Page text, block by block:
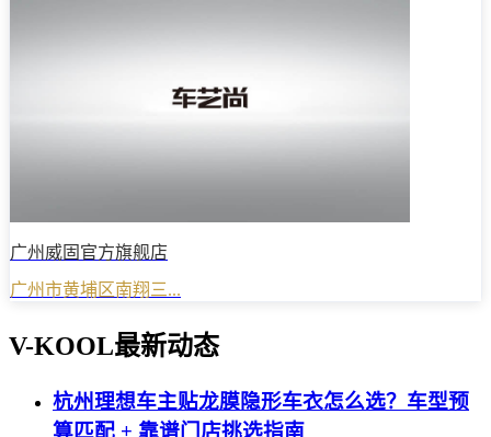
广州威固官方旗舰店
广州市黄埔区南翔三...
V-KOOL最新动态
杭州理想车主贴龙膜隐形车衣怎么选？车型预
算匹配 + 靠谱门店挑选指南